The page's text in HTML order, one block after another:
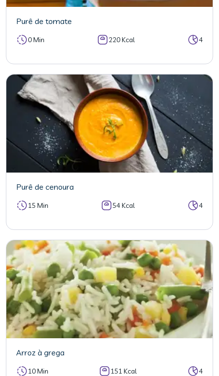
Purê de tomate
0 Min 220 Kcal 4
Purê de cenoura
15 Min 54 Kcal 4
Arroz à grega
10 Min 151 Kcal 4